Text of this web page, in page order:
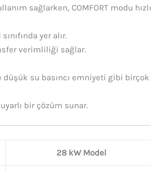
sağlarken, COMFORT modu hızlı
yer alır.
verimliliği sağlar.
su basıncı emniyeti gibi birçok
bir çözüm sunar.
28 kW Model